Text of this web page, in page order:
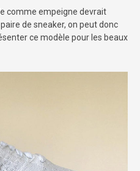
comme empeigne devrait
de sneaker, on peut donc
ce modèle pour les beaux